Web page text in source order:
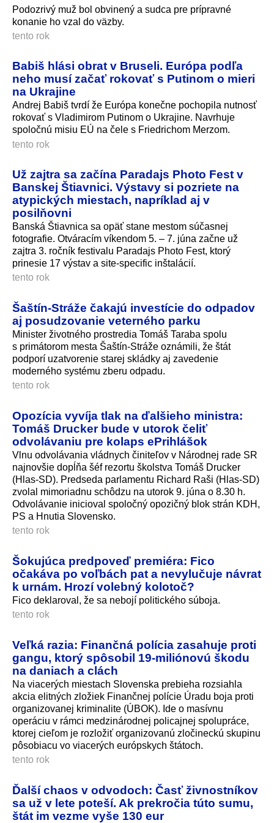
Podozrivý muž bol obvinený a sudca pre prípravné
konanie ho vzal do väzby.
tento rok
Babiš hlási obrat v Bruseli. Európa podľa
neho musí začať rokovať s Putinom o mieri
na Ukrajine
Andrej Babiš tvrdí že Európa konečne pochopila nutnosť
rokovať s Vladimirom Putinom o Ukrajine. Navrhuje
spoločnú misiu EÚ na čele s Friedrichom Merzom.
tento rok
Už zajtra sa začína Paradajs Photo Fest v
Banskej Štiavnici. Výstavy si pozriete na
atypických miestach, napríklad aj v
posilňovni
Banská Štiavnica sa opäť stane mestom súčasnej
fotografie. Otváracím víkendom 5. – 7. júna začne už
zajtra 3. ročník festivalu Paradajs Photo Fest, ktorý
prinesie 17 výstav a site-specific inštalácií.
tento rok
Šaštín-Stráže čakajú investície do odpadov
aj posudzovanie veterného parku
Minister životného prostredia Tomáš Taraba spolu
s primátorom mesta Šaštín-Stráže oznámili, že štát
podporí uzatvorenie starej skládky aj zavedenie
moderného systému zberu odpadu.
tento rok
Opozícia vyvíja tlak na ďalšieho ministra:
Tomáš Drucker bude v utorok čeliť
odvolávaniu pre kolaps ePrihlášok
Vlnu odvolávania vládnych činiteľov v Národnej rade SR
najnovšie dopĺňa šéf rezortu školstva Tomáš Drucker
(Hlas-SD). Predseda parlamentu Richard Raši (Hlas-SD)
zvolal mimoriadnu schôdzu na utorok 9. júna o 8.30 h.
Odvolávanie inicioval spoločný opozičný blok strán KDH,
PS a Hnutia Slovensko.
tento rok
Šokujúca predpoveď premiéra: Fico
očakáva po voľbách pat a nevylučuje návrat
k urnám. Hrozí volebný kolotoč?
Fico deklaroval, že sa nebojí politického súboja.
tento rok
Veľká razia: Finančná polícia zasahuje proti
gangu, ktorý spôsobil 19-miliónovú škodu
na daniach a clách
Na viacerých miestach Slovenska prebieha rozsiahla
akcia elitných zložiek Finančnej polície Úradu boja proti
organizovanej kriminalite (ÚBOK). Ide o masívnu
operáciu v rámci medzinárodnej policajnej spolupráce,
ktorej cieľom je rozložiť organizovanú zločineckú skupinu
pôsobiacu vo viacerých európskych štátoch.
tento rok
Ďalší chaos v odvodoch: Časť živnostníkov
sa už v lete poteší. Ak prekročia túto sumu,
štát im vezme vyše 130 eur